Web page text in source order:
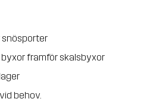
snösporter
byxor framför skalsbyxor
behov.